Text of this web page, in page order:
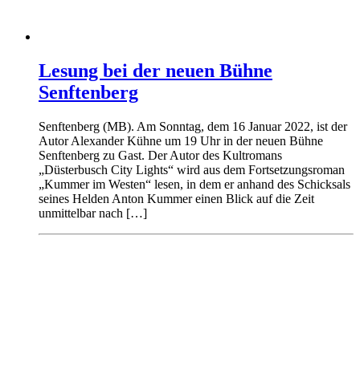
Lesung bei der neuen Bühne
Senftenberg
Senftenberg (MB). Am Sonntag, dem 16 Januar 2022, ist der
Autor Alexander Kühne um 19 Uhr in der neuen Bühne
Senftenberg zu Gast. Der Autor des Kultromans
„Düsterbusch City Lights“ wird aus dem Fortsetzungsroman
„Kummer im Westen“ lesen, in dem er anhand des Schicksals
seines Helden Anton Kummer einen Blick auf die Zeit
unmittelbar nach […]